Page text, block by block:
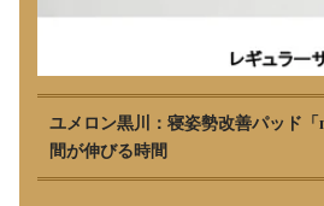
ユメロン黒川：寝姿勢改善パッド
間が伸びる時間